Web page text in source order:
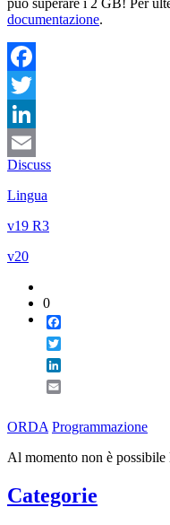
può superare i 2 GB! Per
documentazione.
Facebook
Twitter
LinkedIn
Email
Discuss
Lingua
v19 R3
v20
0
ORDA Programmazione
Al momento non è possibile
Categorie